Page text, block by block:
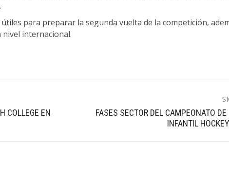
para preparar la segunda vuelta de la competición,
internacional.
COLLEGE EN
Publicación
FASES SECTOR DEL CAMPEONATO
INFANTIL